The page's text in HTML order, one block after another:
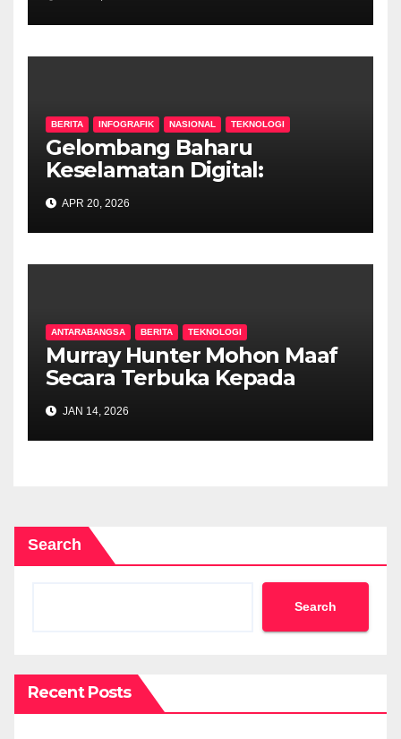
Kanak Dalam Talian Semakin
Kritikal
BERITA INFOGRAFIK NASIONAL TEKNOLOGI
Gelombang Baharu
Keselamatan Digital:
Malaysia Pelopor Had Umur
Media Sosial Bawah 16 Tahun
APR 20, 2026
ANTARABANGSA BERITA TEKNOLOGI
Murray Hunter Mohon Maaf
Secara Terbuka Kepada
MCMC, Tarik Balik Artikel
JAN 14, 2026
Search
Search
Recent Posts